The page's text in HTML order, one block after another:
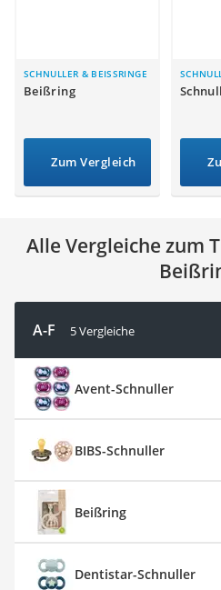
Ferngesteuerter Hubschrauber
Service
SCHNULLER & BEISSRINGE
Beißring
Zum Vergleich
Alle Vergleiche zum
A-F 5 Vergleiche
Avent-Schnuller
BIBS-Schnuller
Beißring
Dentistar-Schnuller